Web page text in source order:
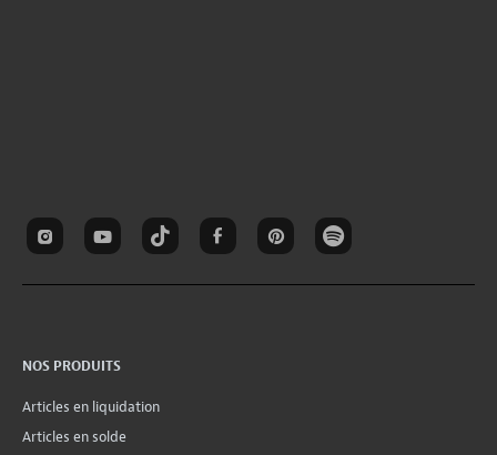
NOS PRODUITS
Articles en liquidation
Articles en solde